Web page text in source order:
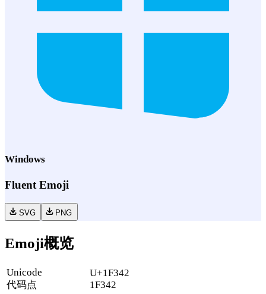
Windows
Fluent Emoji
SVG PNG
Emoji概览
Unicode
代码点
U+1F342
1F342